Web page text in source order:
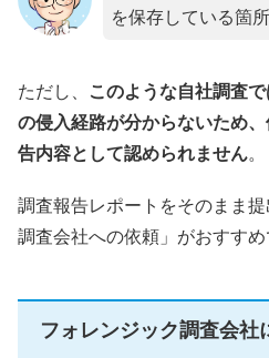
を保存している箇
ただし、 このような自社調査
の侵入経路が分からないため
告内容として認められません。
調査報告レポートをそのまま
調査会社への依頼」がおすすめ
フォレンジック調査会社